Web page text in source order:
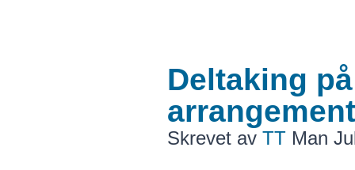
Deltaking
Skrevet av TT Man